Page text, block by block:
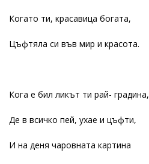
Когато ти, красавица богата,
Цъфтяла си във мир и красота.
Кога е бил ликът ти рай- градина,
Де в всичко пей, ухае и цъфти,
И на деня чаровната картина